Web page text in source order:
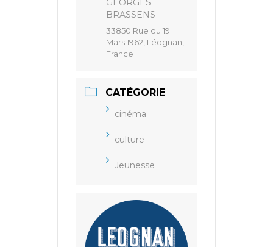
GEORGES
BRASSENS
33850 Rue du 19
Mars 1962, Léognan,
France
CATÉGORIE
cinéma
culture
Jeunesse